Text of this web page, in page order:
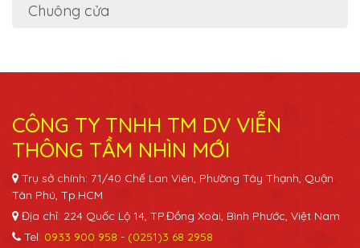
Chuông cửa
CÔNG TY TNHH TM DV VIỄN
THÔNG TẦM NHÌN MỚI
Trụ sở chính: 71/40 Chế Lan Viên, Phường Tây Thạnh, Quận
Tân Phú, Tp.HCM
Địa chỉ: 224 Quốc Lộ 14, TP.Đồng Xoài, Bình Phước, Việt Nam
Tel: 0933 900 958 - (0251)3 68 2958